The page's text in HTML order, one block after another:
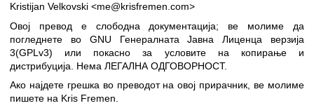
Kristijan Velkovski <me@krisfremen.com>
Овој превод е слободна документација; ве молиме да
погледнете во GNU Генералната Јавна Лиценца верзија
3(GPLv3) или покасно за условите на копирање и
дистрибуција. Нема ЛЕГАЛНА ОДГОВОРНОСТ.
Ако најдете грешка во преводот на овој прирачник, ве молиме
пишете на Kris Fremen